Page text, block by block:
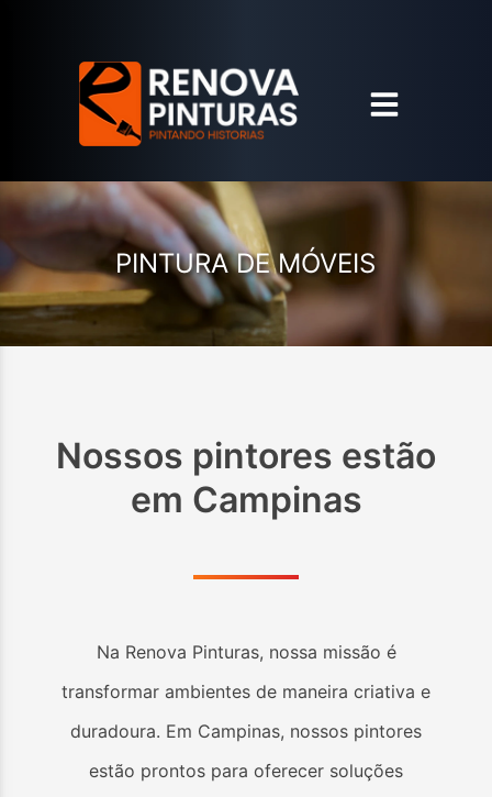
PINTURA DE MÓVEIS
Nossos pintores estão
em Campinas
Na Renova Pinturas, nossa missão é
transformar ambientes de maneira criativa e
duradoura. Em Campinas, nossos pintores
estão prontos para oferecer soluções